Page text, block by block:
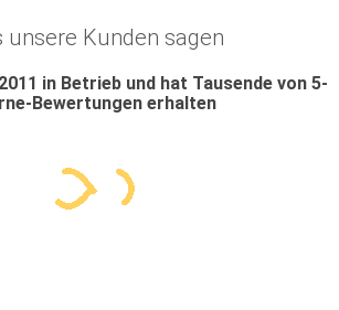
unsere Kunden sagen
in Betrieb und hat Tausende von 5-
Bewertungen erhalten